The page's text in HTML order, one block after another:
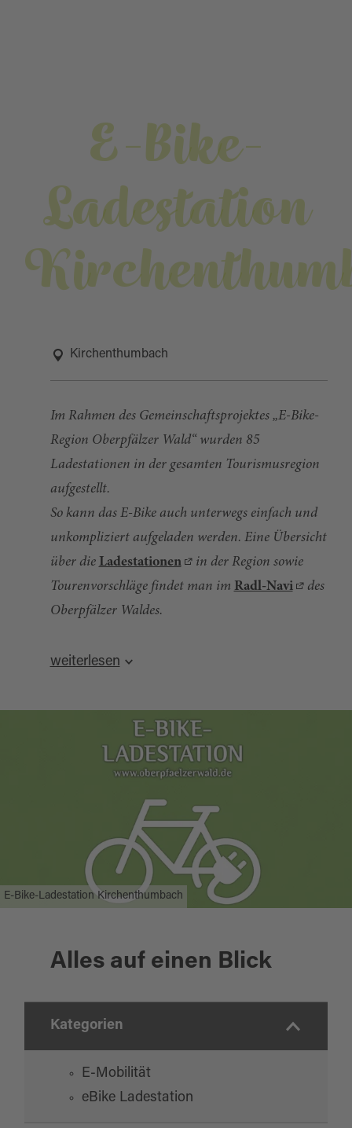
E-Bike-
Ladestation
Kirchenthumbach
Im Rahmen des Gemeinschaftsprojektes „E-Bike-
Region Oberpfälzer Wald“ wurden 85
Ladestationen in der gesamten Tourismusregion
aufgestellt.
So kann das E-Bike auch unterwegs einfach und
unkompliziert aufgeladen werden. Eine Übersicht
über die Ladestationen
in der Region sowie
Tourenvorschläge findet man im Radl-Navi
des
Oberpfälzer Waldes.
Quelle:destination.one
weiterlesen
E-Bike-Ladestation Kirchenthumbach
Alles auf einen Blick
Kategorien
E-Mobilität
eBike Ladestation